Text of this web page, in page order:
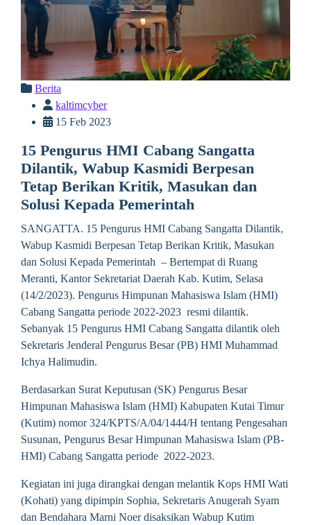
Berita
kaltimcyber
15 Feb 2023
15 Pengurus HMI Cabang Sangatta
Dilantik, Wabup Kasmidi Berpesan
Tetap Berikan Kritik, Masukan dan
Solusi Kepada Pemerintah
SANGATTA. 15 Pengurus HMI Cabang Sangatta Dilantik,
Wabup Kasmidi Berpesan Tetap Berikan Kritik, Masukan
dan Solusi Kepada Pemerintah – Bertempat di Ruang
Meranti, Kantor Sekretariat Daerah Kab. Kutim, Selasa
(14/2/2023). Pengurus Himpunan Mahasiswa Islam (HMI)
Cabang Sangatta periode 2022-2023 resmi dilantik.
Sebanyak 15 Pengurus HMI Cabang Sangatta dilantik oleh
Sekretaris Jenderal Pengurus Besar (PB) HMI Muhammad
Ichya Halimudin.
Berdasarkan Surat Keputusan (SK) Pengurus Besar
Himpunan Mahasiswa Islam (HMI) Kabupaten Kutai Timur
(Kutim) nomor 324/KPTS/A/04/1444/H tentang Pengesahan
Susunan, Pengurus Besar Himpunan Mahasiswa Islam (PB-
HMI) Cabang Sangatta periode 2022-2023.
Kegiatan ini juga dirangkai dengan melantik Kops HMI Wati
(Kohati) yang dipimpin Sophia, Sekretaris Anugerah Syam
dan Bendahara Marni Noer disaksikan Wabup Kutim